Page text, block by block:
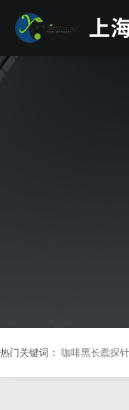
热门关键词： 咖啡黑长蠹探